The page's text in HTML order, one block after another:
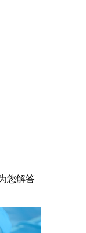
您解答